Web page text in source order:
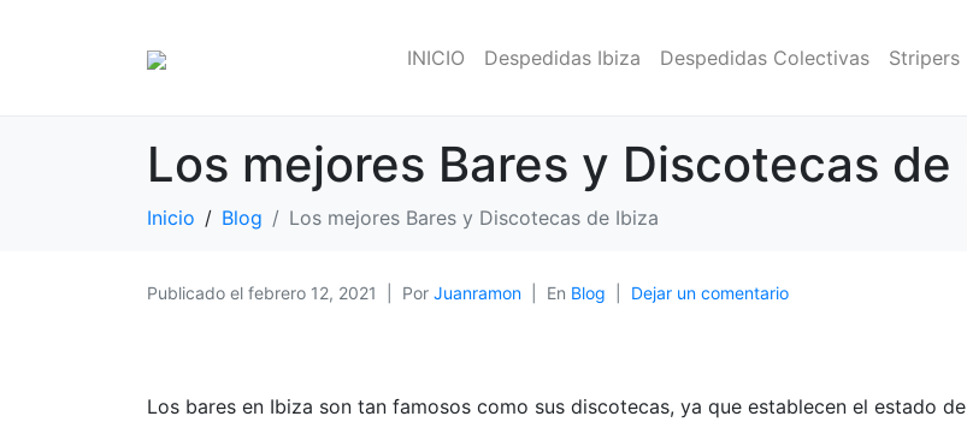
INICIO Despedidas Ibiza Despedidas Colectivas Stripers
Los mejores Bares y Discotecas de
Inicio Blog Los mejores Bares y Discotecas de Ibiza
Publicado el febrero 12, 2021 Por Juanramon En Blog Dejar un comentario
Los bares en Ibiza son tan famosos como sus discotecas, ya que establecen el estado